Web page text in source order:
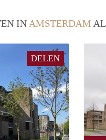
IN AMSTERDAM
DELEN